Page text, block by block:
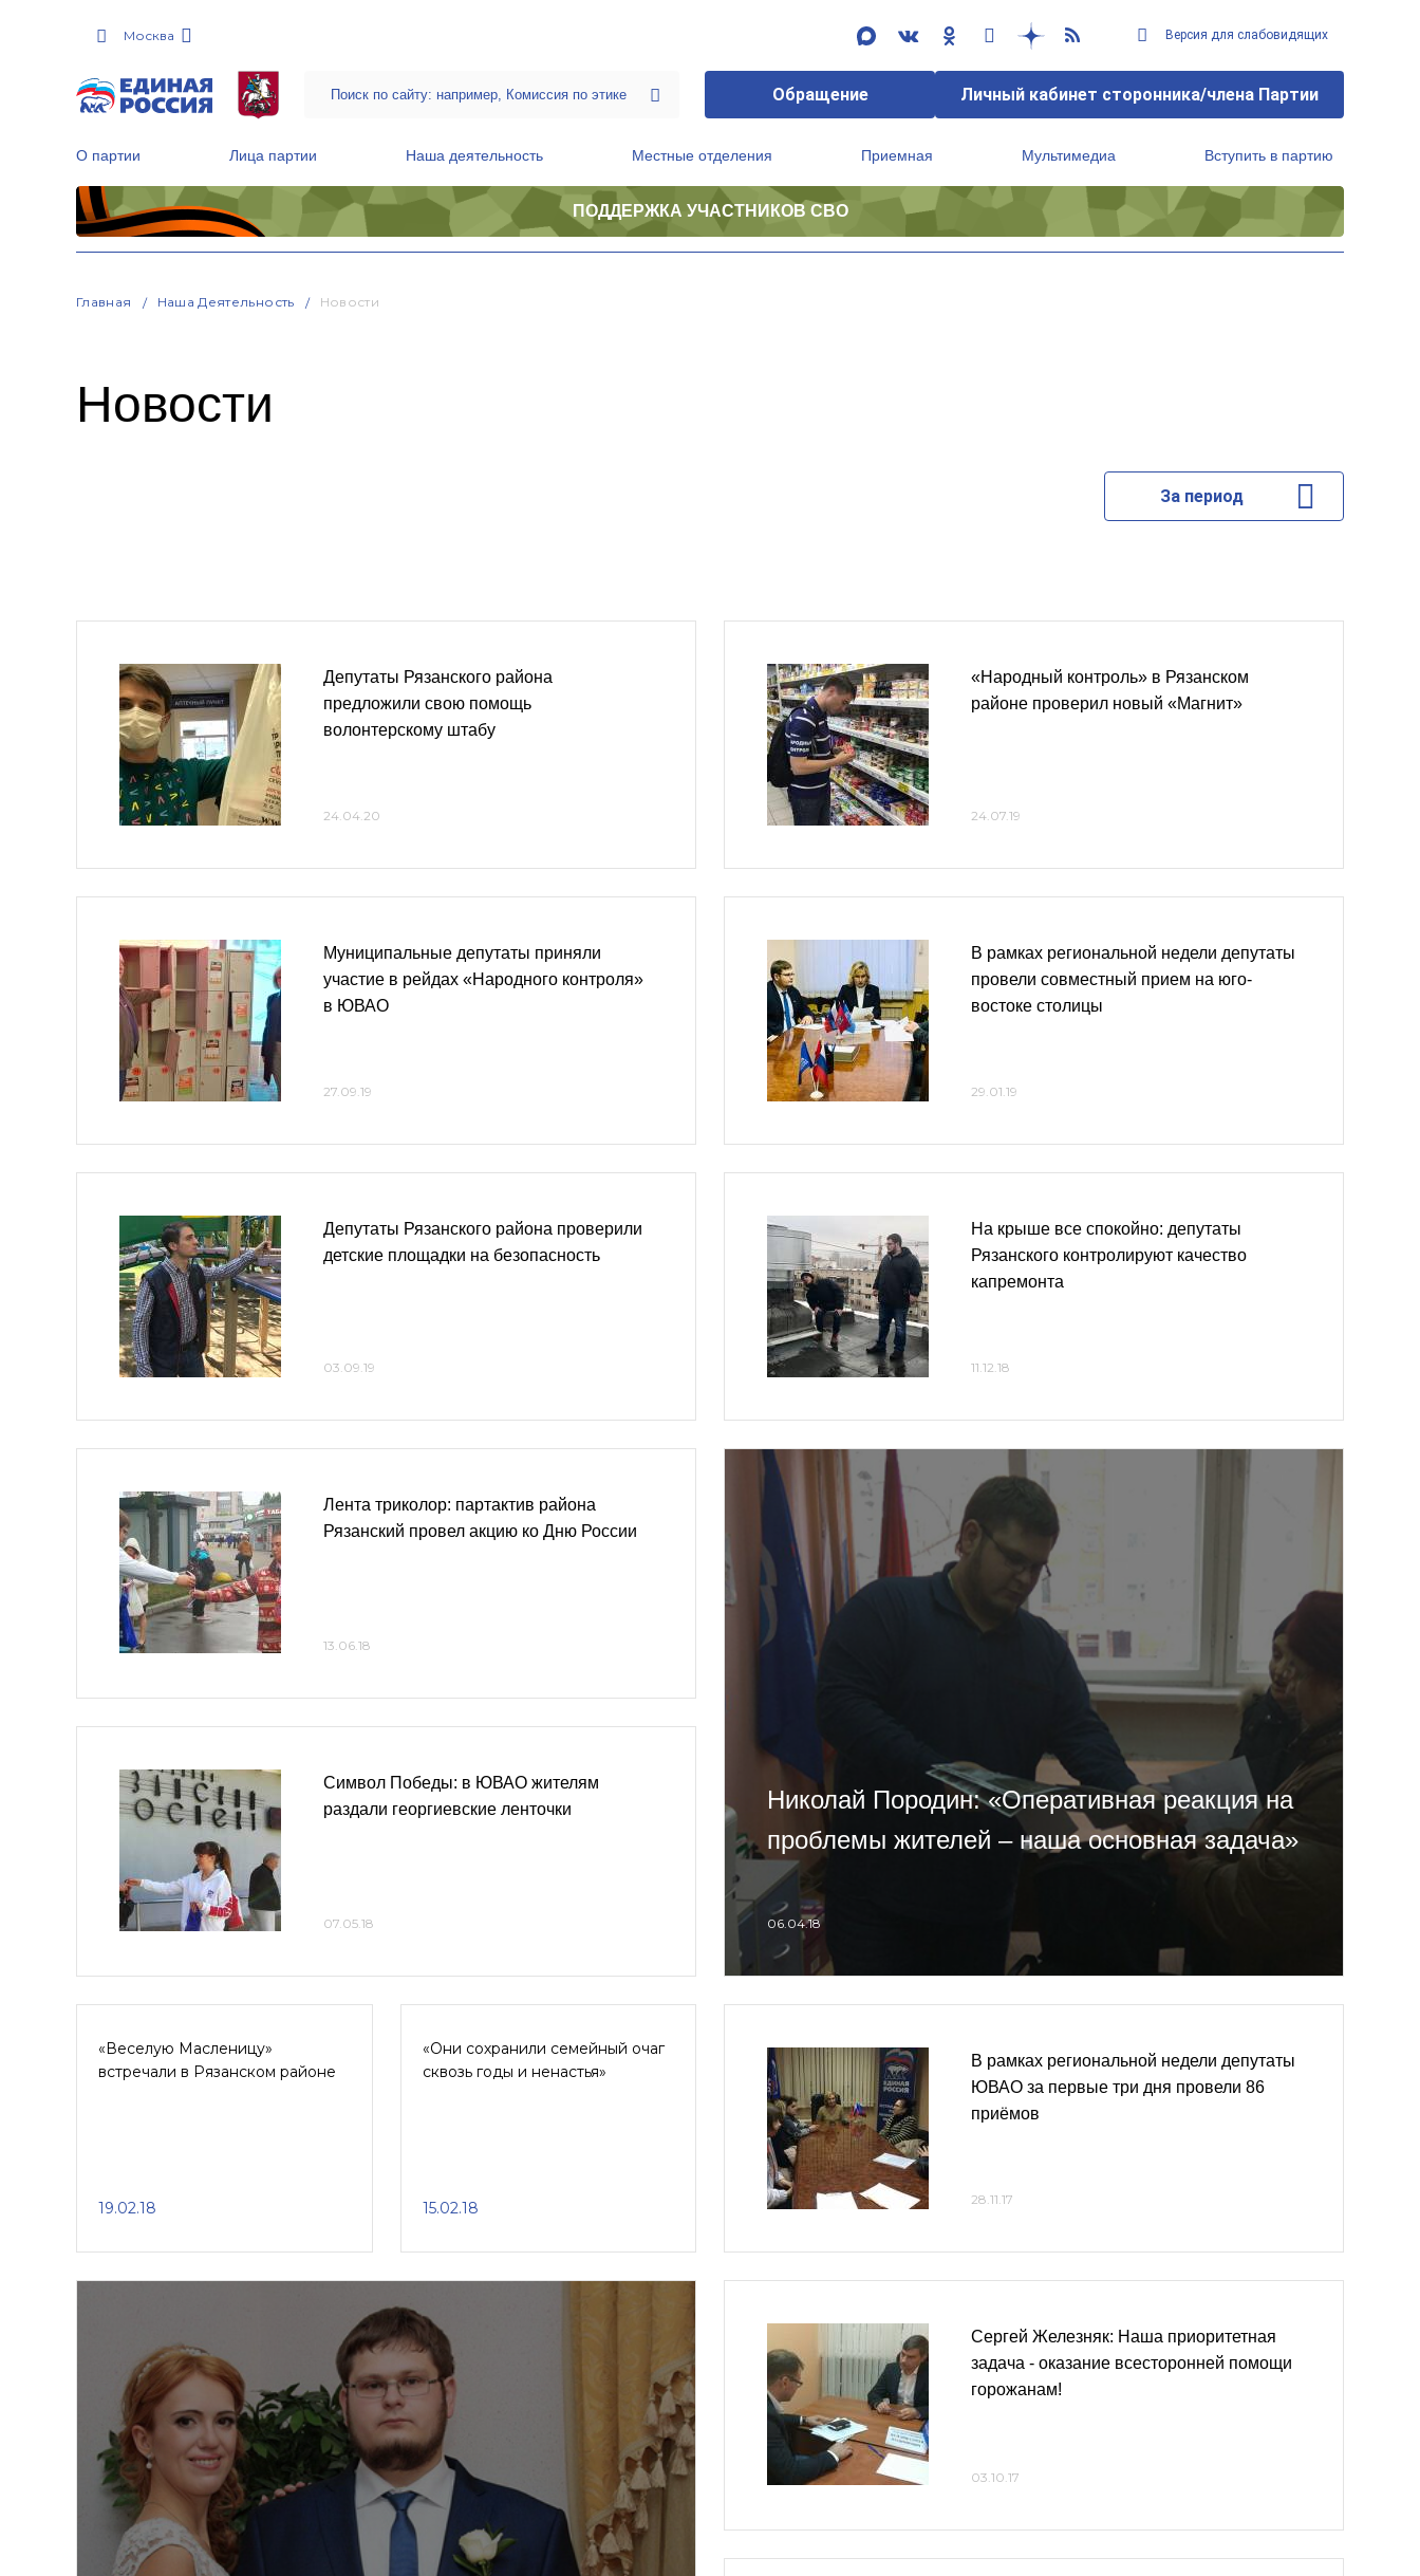
Москва Версия для слабовидящих
Обращение Личный кабинет сторонника/члена Партии
О партии Лица партии Наша деятельность Местные отделения Приемная Мультимедиа Вступить в партию
ПОДДЕРЖКА УЧАСТНИКОВ СВО
Главная Наша Деятельность Новости
Новости
За период
Депутаты Рязанского района
предложили свою помощь
волонтерскому штабу
24.04.20
Муниципальные депутаты приняли
участие в рейдах «Народного контроля»
в ЮВАО
27.09.19
Депутаты Рязанского района проверили
детские площадки на безопасность
03.09.19
«Народный контроль» в Рязанском
районе проверил новый «Магнит»
24.07.19
В рамках региональной недели депутаты
провели совместный прием на юго-
востоке столицы
29.01.19
На крыше все спокойно: депутаты
Рязанского контролируют качество
капремонта
11.12.18
Лента триколор: партактив района
Рязанский провел акцию ко Дню России
13.06.18
Символ Победы: в ЮВАО жителям
раздали георгиевские ленточки
07.05.18
Николай Породин: «Оперативная реакция на
проблемы жителей – наша основная задача»
06.04.18
«Веселую Масленицу»
встречали в Рязанском районе
19.02.18
«Они сохранили семейный очаг
сквозь годы и ненастья»
15.02.18
В рамках региональной недели депутаты
ЮВАО за первые три дня провели 86
приёмов
28.11.17
Сергей Железняк: Наша приоритетная
задача - оказание всесторонней помощи
горожанам!
03.10.17